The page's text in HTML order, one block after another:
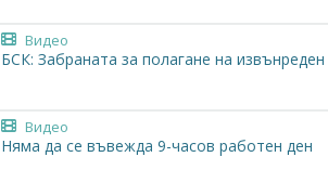
Видео
БСК: Забраната за полагане на
Видео
Няма да се въвежда 9-часов работен ден